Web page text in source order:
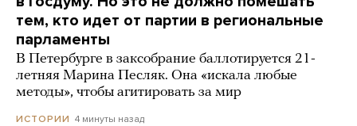
тем, кто идет от партии в региональные
парламенты
В Петербурге в заксобрание баллотируется 21-
летняя Марина Песляк. Она «искала любые
методы», чтобы агитировать за мир
ИСТОРИИ 4 минуты назад